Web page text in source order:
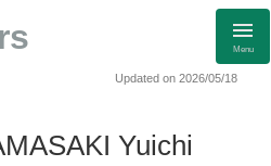
Menu
Updated on 2026/05/18
Yuichi